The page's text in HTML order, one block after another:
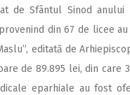
de Sfântul Sinod
din 67 de licee
editată de
de 89.895 lei, din care
eparhiale au fost